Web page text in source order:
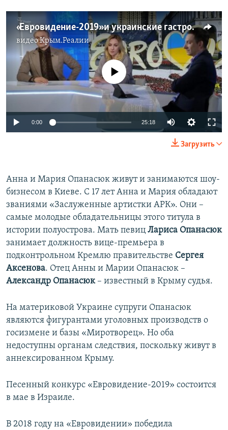
«Евровидение-2019» и украинские гастролеры в России (видео)
видеоКрым.Реалии
No media source currently available
0:00 25:18
Загрузить
Анна и Мария Опанасюк живут и занимаются шоу-
бизнесом в Киеве. С 17 лет Анна и Мария обладают
званиями «Заслуженные артистки АРК». Они –
самые молодые обладательницы этого титула в
истории полуострова. Мать певиц Лариса Опанасюк
занимает должность вице-премьера в
подконтрольном Кремлю правительстве Сергея
Аксенова. Отец Анны и Марии Опанасюк –
Александр Опанасюк – известный в Крыму судья.
На материковой Украине супруги Опанасюк
являются фигурантами уголовных производств о
госизмене и базы «Миротворец». Но оба
недоступны органам следствия, поскольку живут в
аннексированном Крыму.
Песенный конкурс «Евровидение-2019» состоится
в мае в Израиле.
В 2018 году на «Евровидении» победила